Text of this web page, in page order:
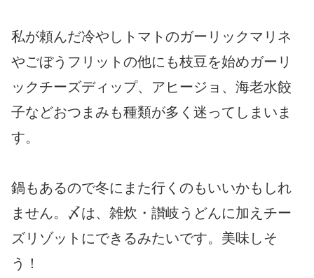
私が頼んだ冷やしトマトのガーリックマリネ
やごぼうフリットの他にも枝豆を始めガーリ
ックチーズディップ、アヒージョ、海老水餃
子などおつまみも種類が多く迷ってしまいま
す。
鍋もあるので冬にまた行くのもいいかもしれ
ません。〆は、雑炊・讃岐うどんに加えチー
ズリゾットにできるみたいです。美味しそ
う！